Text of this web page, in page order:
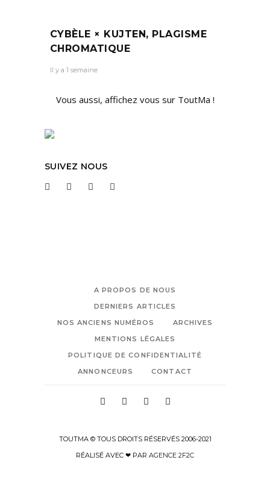
CYBÈLE × KUJTEN, PLAGISME
CHROMATIQUE
Il y a 1 semaine
Vous aussi, affichez vous sur ToutMa !
SUIVEZ NOUS
A PROPOS DE NOUS
DERNIERS ARTICLES
NOS ANCIENS NUMÉROS
ARCHIVES
MENTIONS LÉGALES
POLITIQUE DE CONFIDENTIALITÉ
ANNONCEURS
CONTACT
TOUTMA © TOUS DROITS RÉSERVÉS 2006-2021
RÉALISÉ AVEC ❤ PAR AGENCE 2F2C